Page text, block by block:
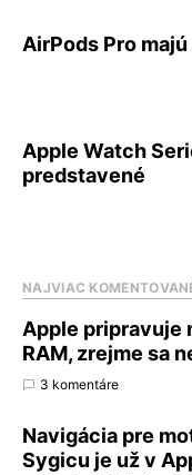
AirPods Pro
Apple Watch
predstavené
NAJVIAC
Apple pripravuje
RAM, zrejme sa
3 komentáre
Navigácia pre
Sygicu je už v